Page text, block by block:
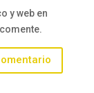
y web en